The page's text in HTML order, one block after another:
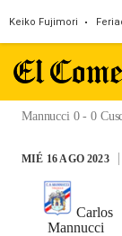
Keiko Fujimori
Mannucci 0 - 0
MIÉ 16 AGO 2023
Carlos
Mannucci